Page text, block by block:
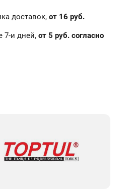
доставок, от 16 руб.
7-и дней, от 5 руб. согласно